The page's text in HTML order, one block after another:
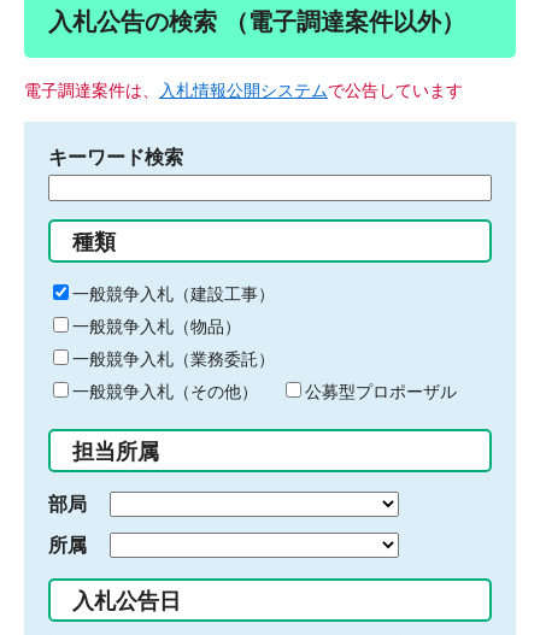
入札公告の検索 （電子調達案件以外）
電子調達案件は、 入札情報公開システムで公告しています
キーワード検索
る
キ
ー
ワ
ー
ド
入
力
種類
一般競争入札（建設工事）
一般競争入札（物品）
一般競争入札（業務委託）
一般競争入札（その他）
公募型プロポーザル
担当所属
部局
所属
入札公告日